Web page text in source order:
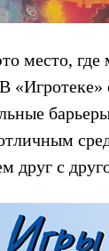
место,
друг с